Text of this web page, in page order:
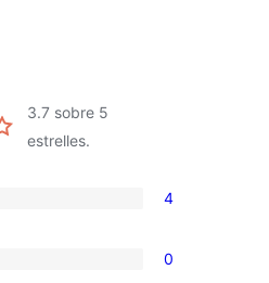
3.7 sobre 5
estrelles.
4
0